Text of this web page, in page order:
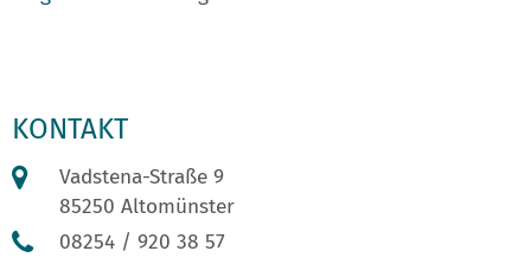
KONTAKT
Vadstena-Straße 9
85250 Altomünster
08254 / 920 38 57